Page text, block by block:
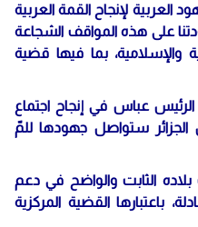
لإنجاح القمة العربية
على هذه المواقف الشجاعة
والإسلامية، بما فيها قضية
عباس في إنجاح اجتماع
الجزائر ستواصل جهودها للمّ
الثابت والواضح في دعم
باعتبارها القضية المركزية